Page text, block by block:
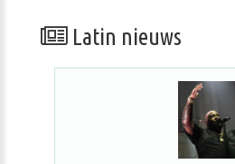
Latin nieuws